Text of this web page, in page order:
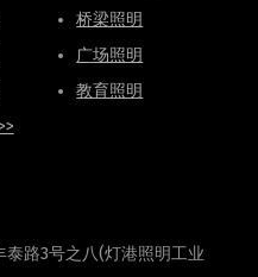
桥梁照明
广场照明
教育照明
路3号之八(灯港照明工业